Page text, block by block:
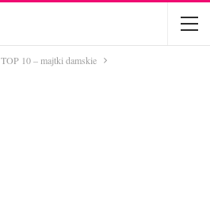
TOP 10 – majtki damskie